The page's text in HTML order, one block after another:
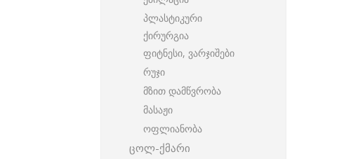
პლასტიკური
ქირურგია
ფიტნესი, ვარჯიშები
რუჯი
მზით დამწვრობა
მასაჟი
ოფლიანობა
ცოლ-ქმარი